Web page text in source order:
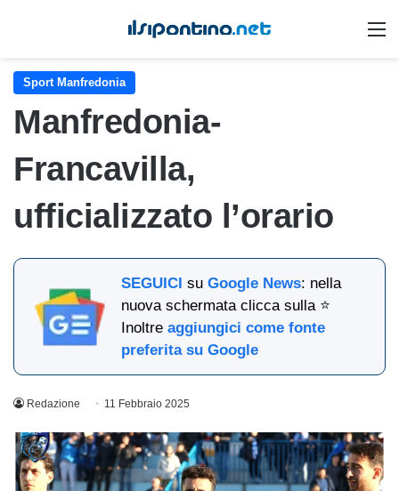
Sport Manfredonia
Manfredonia-
Francavilla,
ufficializzato l’orario
SEGUICI suGoogle News: nella
nuova schermata clicca sulla ⭐
Inoltreaggiungici come fonte
preferita su Google
Redazione 11 Febbraio 2025